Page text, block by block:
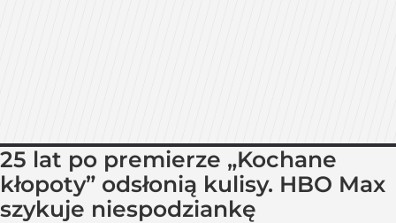
25 lat po premierze „Kochane
kłopoty” odsłonią kulisy. HBO Max
szykuje niespodziankę